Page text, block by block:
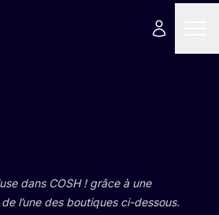
dans COSH! grâce à une
l’une des bou­tiques ci-dessous.